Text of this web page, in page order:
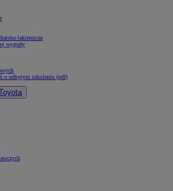
lakiernicze
wygody
o odbytym szkoleniu (pdf)